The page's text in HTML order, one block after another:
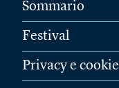
Sommario
Festival
Privacy e cookie